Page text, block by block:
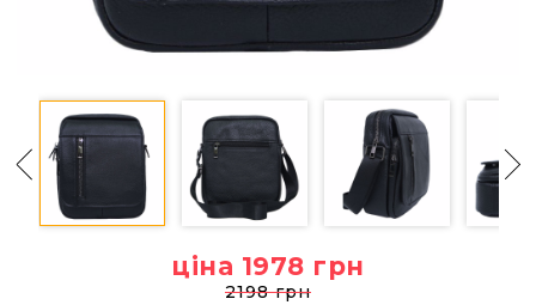
ціна 1978 грн
2198 грн